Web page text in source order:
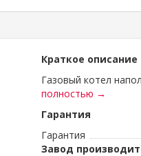
Краткое описание
Газовый котел
полностью →
Гарантия
Гарантия
Завод